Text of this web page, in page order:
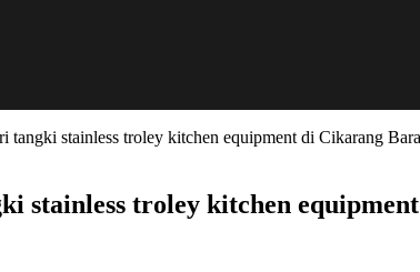
tangki stainless troley kitchen equipment di Cikarang
stainless troley kitchen